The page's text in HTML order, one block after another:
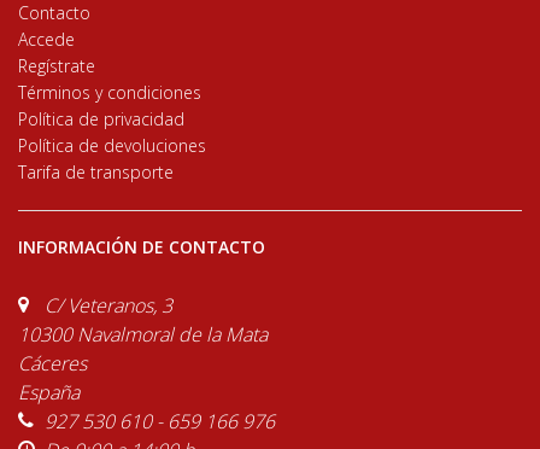
Contacto
Accede
Regístrate
Términos y condiciones
Política de privacidad
Política de devoluciones
Tarifa de transporte
INFORMACIÓN DE CONTACTO
C/ Veteranos, 3
10300 Navalmoral de la Mata
Cáceres
España
927 530 610 - 659 166 976